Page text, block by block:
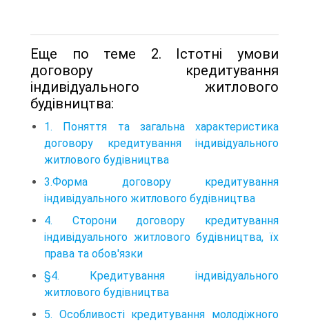
Еще по теме 2. Істотні умови
договору кредитування
індивідуального житлового
будівництва:
1. Поняття та загальна характеристика
договору кредитування індивідуального
житлового будівництва
3.Форма договору кредитування
індивідуального житлового будівництва
4. Сторони договору кредитування
індивідуального житлового будівництва, їх
права та обов'язки
§4. Кредитування індивідуального
житлового будівництва
5. Особливості кредитування молодіжного